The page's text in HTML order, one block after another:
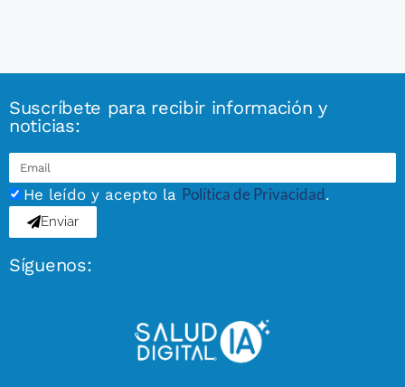
Suscríbete para recibir información y
noticias:
He leído y acepto la Política de Privacidad.
Enviar
Síguenos: